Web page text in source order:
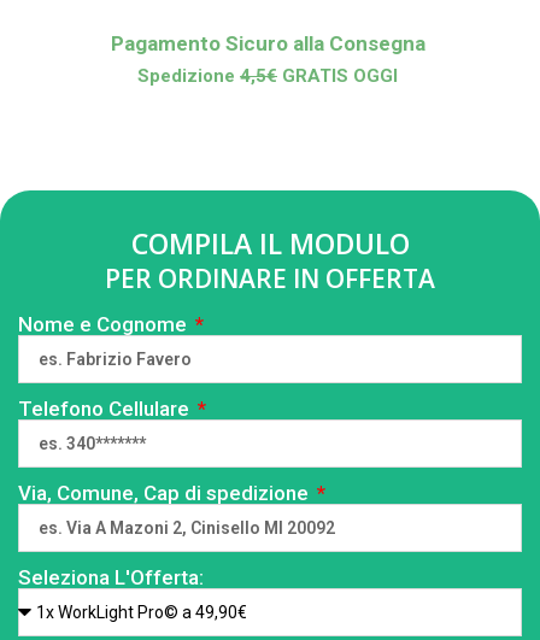
Pagamento Sicuro alla Consegna
Spedizione 4,5€ GRATIS OGGI
COMPILA IL MODULO
PER ORDINARE IN OFFERTA
Nome e Cognome
Telefono Cellulare
Via, Comune, Cap di spedizione
Seleziona L'Offerta: